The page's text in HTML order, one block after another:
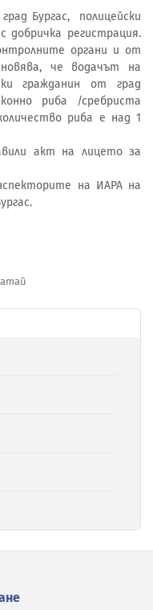
Бургас, полицейски
добричка регистрация.
органи и от
че водачът на
гражданин от град
риба /сребриста
риба е над 1
акт на лицето за
на ИАРА на